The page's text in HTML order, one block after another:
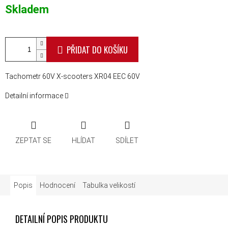
Skladem
PŘIDAT DO KOŠÍKU
Tachometr 60V X-scooters XR04 EEC 60V
Detailní informace
ZEPTAT SE HLÍDAT SDÍLET
Popis Hodnocení Tabulka velikostí
DETAILNÍ POPIS PRODUKTU